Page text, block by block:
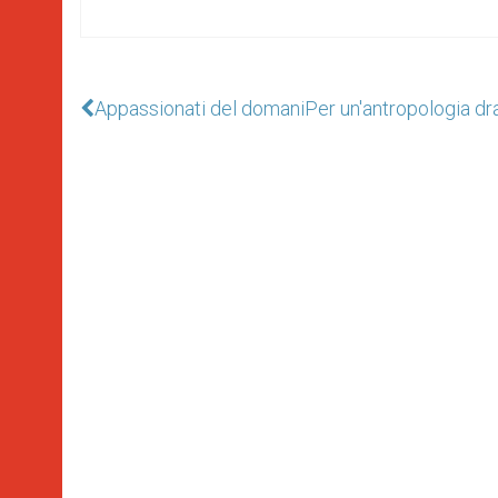
Appassionati del domaniPer un'antropologia